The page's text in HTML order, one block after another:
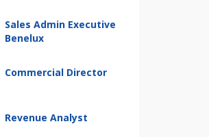
Sales Admin Executive
Benelux
Commercial Director
Revenue Analyst